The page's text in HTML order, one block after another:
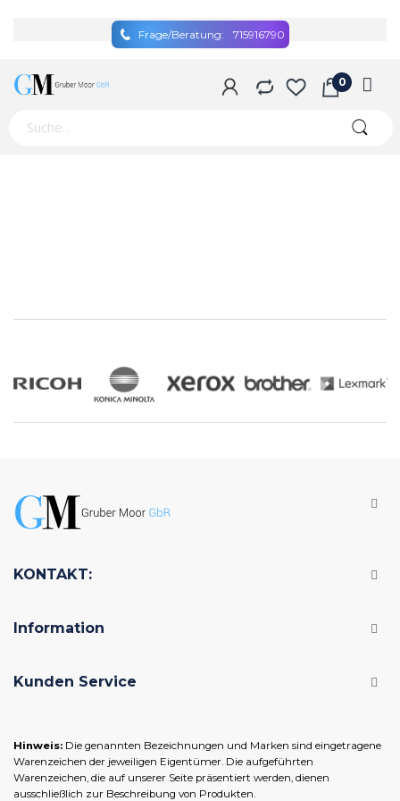
Frage/Beratung: 715916790
KONTAKT:
Information
Kunden Service
Hinweis: Die genannten Bezeichnungen und Marken sind eingetragene
Warenzeichen der jeweiligen Eigentümer. Die aufgeführten
Warenzeichen, die auf unserer Seite präsentiert werden, dienen
ausschließlich zur Beschreibung von Produkten.